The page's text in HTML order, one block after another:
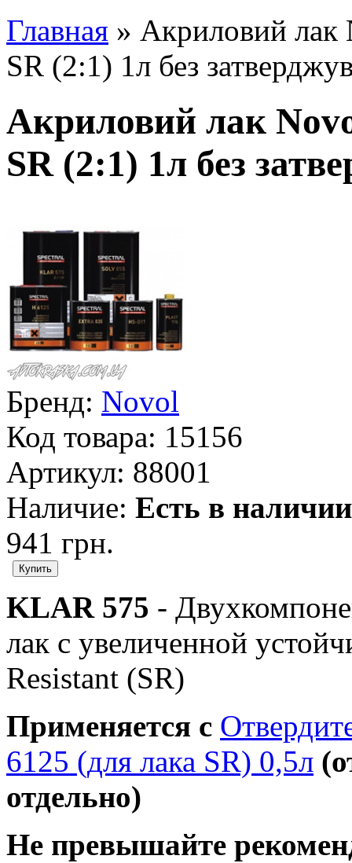
Главная » Акриловий
SR (2:1) 1л без
Акриловий лак
SR (2:1) 1л без
Бренд: Novol
Код товара: 15156
Артикул: 88001
Наличие: Есть в наличии
941 грн.
KLAR 575 -
лак с увеличенной
Resistant (SR)
Применяется с
6125 (для лака SR) 0,5л
отдельно)
He превышайте